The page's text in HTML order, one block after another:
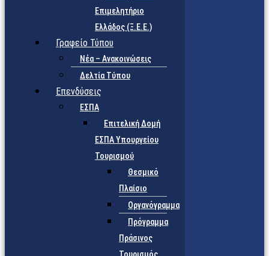
Επιμελητήριο
Ελλάδος (Ξ.Ε.Ε.)
Γραφείο Τύπου
Νέα – Ανακοινώσεις
Δελτία Τύπου
Επενδύσεις
ΕΣΠΑ
Επιτελική Δομή
ΕΣΠΑ Υπουργείου
Τουρισμού
Θεσμικό
Πλαίσιο
Οργανόγραμμα
Πρόγραμμα
Πράσινος